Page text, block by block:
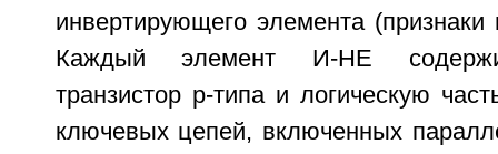
инвертирующего элемента
Каждый элемент И-НЕ
транзистор р-типа и логическую
ключевых цепей, включенных